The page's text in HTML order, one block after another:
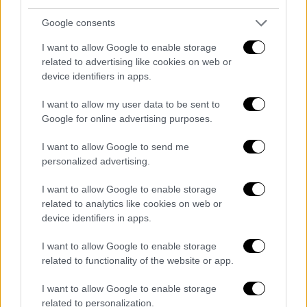
Google consents
I want to allow Google to enable storage
related to advertising like cookies on web or
device identifiers in apps.
I want to allow my user data to be sent to
Google for online advertising purposes.
I want to allow Google to send me
personalized advertising.
I want to allow Google to enable storage
related to analytics like cookies on web or
device identifiers in apps.
I want to allow Google to enable storage
related to functionality of the website or app.
I want to allow Google to enable storage
related to personalization.
μειώνουν και προσπαθούν καθημερινά να μας
στενοχωρήσουν λες και θα πάρουν έξτρα
ζωή και χαρά».
Η ίδια συνέχισε σε παρόμοιο ύφος,
εκφράζοντας την απογοήτευσή της για τη
συμπεριφορά ορισμένων χρηστών στα μέσα
κοινωνικής δικτύωσης. «
Χαίρονται με αυτά